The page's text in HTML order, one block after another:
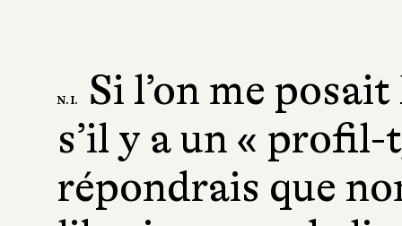
N. I.
Si l’on me
s’il y a un «
répondrais que